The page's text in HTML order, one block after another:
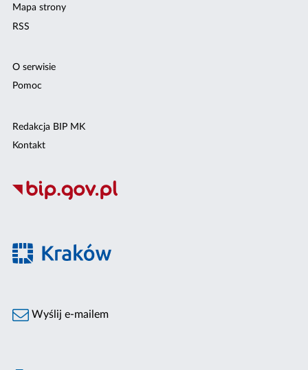
Mapa strony
RSS
O serwisie
Pomoc
Redakcja BIP MK
Kontakt
Wyślij e-mailem